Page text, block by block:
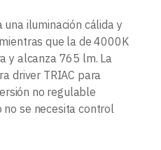
iluminación cálida y
que la de 4000K
y alcanza 765 lm. La
driver TRIAC para
no regulable
no se necesita control